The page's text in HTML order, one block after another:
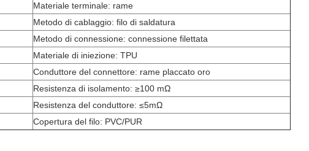
Materiale terminale: rame
Metodo di cablaggio: filo di saldatura
Metodo di connessione: connessione filettata
Materiale di iniezione: TPU
Conduttore del connettore: rame placcato oro
Resistenza di isolamento: ≥100 mΩ
Resistenza del conduttore: ≤5mΩ
Copertura del filo: PVC/PUR